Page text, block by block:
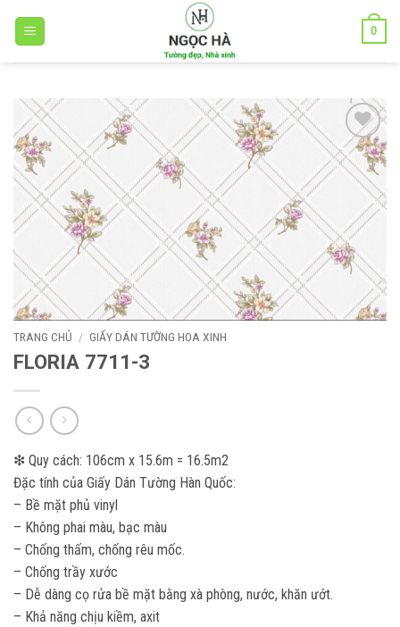
0
Add to
wishlist
TRANG CHỦ / GIẤY DÁN TƯỜNG HOA XINH
FLORIA 7711-3
❇ Quy cách: 106cm x 15.6m = 16.5m2
Đặc tính của Giấy Dán Tường Hàn Quốc:
– Bề mặt phủ vinyl
– Không phai màu, bạc màu
– Chống thấm, chống rêu mốc.
– Chống trầy xước
– Dễ dàng cọ rửa bề mặt bằng xà phòng, nước, khăn ướt.
– Khả năng chịu kiềm, axit